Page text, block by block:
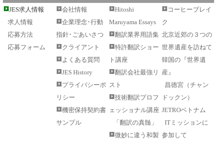
JES求人情報
求人情報
応募方法
応募フォーム
会社情報
企業理念･行動
指針･ごあいさつ
クライアント
よくある質問
JES History
プライバシーポ
リシー
機密保持契約書
サンプル
Hitoshi
Maruyama Essays
翻訳業界用語集
特許翻訳ショー
ト講座
翻訳会社最強リ
スト
技術翻訳プロフ
ェッショナル講座
「翻訳の真髄」
微妙に違う和製
コーヒーブレイ
ク
北京近郊の３つの
世界遺産を訪ねて
韓国の『世界遺
産』
昌徳宮（チャン
ドックン）
JETROベトナム
ITミッションに
参加して